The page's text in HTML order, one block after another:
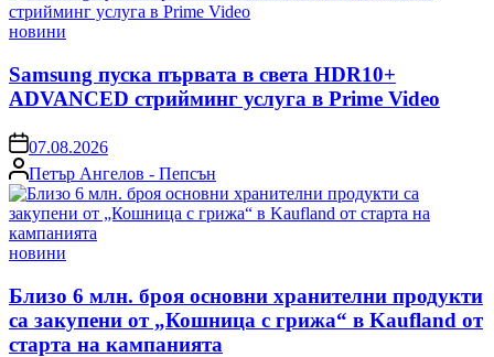
Posted
новини
Samsung пуска първата в света HDR10+
ADVANCED стрийминг услуга в Prime Video
on07.08.2026
Posted
by
Петър Ангелов - Пепсън
Posted
новини
Близо 6 млн. броя основни хранителни продукти
са закупени от „Кошница с грижа“ в Kaufland от
старта на кампанията